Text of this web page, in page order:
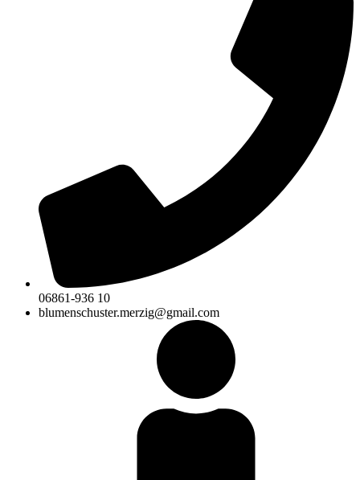
06861-936 10
blumenschuster.merzig@gmail.com